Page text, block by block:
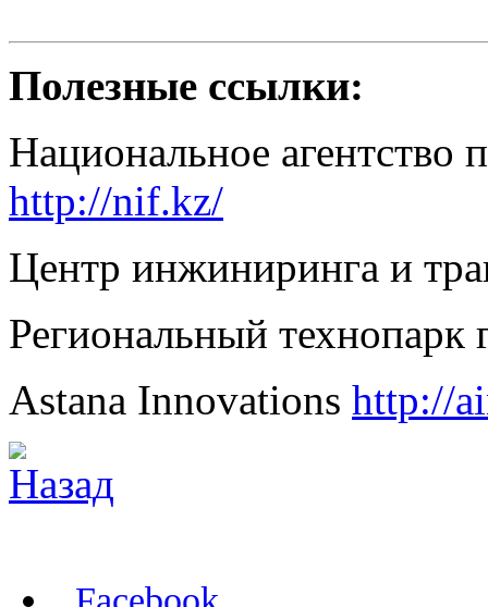
Полезные ссылки:
Национальное агентство
http://nif.kz/
Центр инжиниринга и
Региональный технопарк
Astana Innovations http://